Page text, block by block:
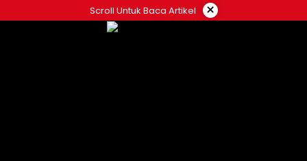
to
Scroll Untuk Baca Artikel ×